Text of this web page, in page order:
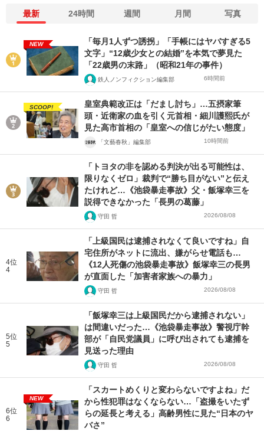
最新 24時間 週間 月間 写真
NEW
「毎月1人ずつ誘拐」「手帳にはヤバすぎる5
文字」“12歳少女との結婚”を本気で夢見た
「22歳男の末路」（昭和21年の事件）
鉄人ノンフィクション編集部 6時間前
SCOOP!
皇室典範改正は「だまし討ち」…五摂家筆
頭・近衛家の血を引く元首相・細川護熙氏が
見た高市首相の「皇室への信じがたい態度」
「文藝春秋」編集部 10時間前
「トヨタの非を認める判決が出る可能性は、
限りなくゼロ」裁判で“勝ち目がない”と伝え
たけれど…《池袋暴走事故》父・飯塚幸三を
説得できなかった「長男の葛藤」
守田 哲 2026/08/08
4位
4
「上級国民は逮捕されなくて良いですね」自
宅住所がネットに流出、嫌がらせ電話も…
《12人死傷の池袋暴走事故》飯塚幸三の長男
が直面した「加害者家族への暴力」
守田 哲 2026/08/08
5位
5
「飯塚幸三は上級国民だから逮捕されない」
は間違いだった…《池袋暴走事故》警視庁幹
部が「自民党議員」に呼び出されても逮捕を
見送った理由
守田 哲 2026/08/08
6位
6
NEW
「スカートめくりと変わらないですよね」だ
から性犯罪はなくならない…「盗撮をいたず
らの延長と考える」高齢男性に見た“日本のヤ
バさ”